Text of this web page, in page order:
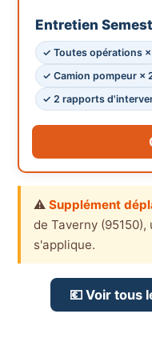
Entretien
✓ Toutes opérations ×
✓ Camion pompeur ×
✓ 2 rapports
⚠️ Supplément
de Taverny
s'applique.
💶 Voir tous